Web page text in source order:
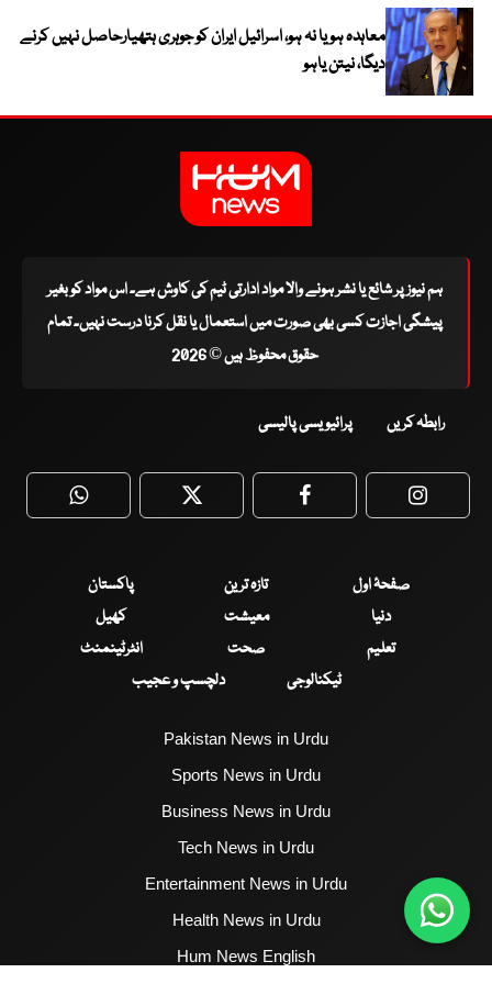
معاہدہ ہو یا نہ ہو، اسرائیل ایران کو جوہری ہتھیارحاصل نہیں کرنے
دیگا، نیتن یاہو
ہم نیوز پر شائع یا نشر ہونے والا مواد ادارتی ٹیم کی کاوش ہے۔ اس مواد کو بغیر
پیشگی اجازت کسی بھی صورت میں استعمال یا نقل کرنا درست نہیں۔ تمام
حقوق محفوظ ہیں © 2026
رابطہ کریں پرائیویسی پالیسی
WhatsApp Twitter Facebook
صفحۂ اول تازہ ترین
پاکستان
دنیا
معیشت
کھیل
تعلیم
صحت
انٹرٹینمنٹ
ٹیکنالوجی
دلچسپ و عجیب
Pakistan News in Urdu
Sports News in Urdu
Business News in Urdu
Tech News in Urdu
Entertainment News in Urdu
Health News in Urdu
Hum News English